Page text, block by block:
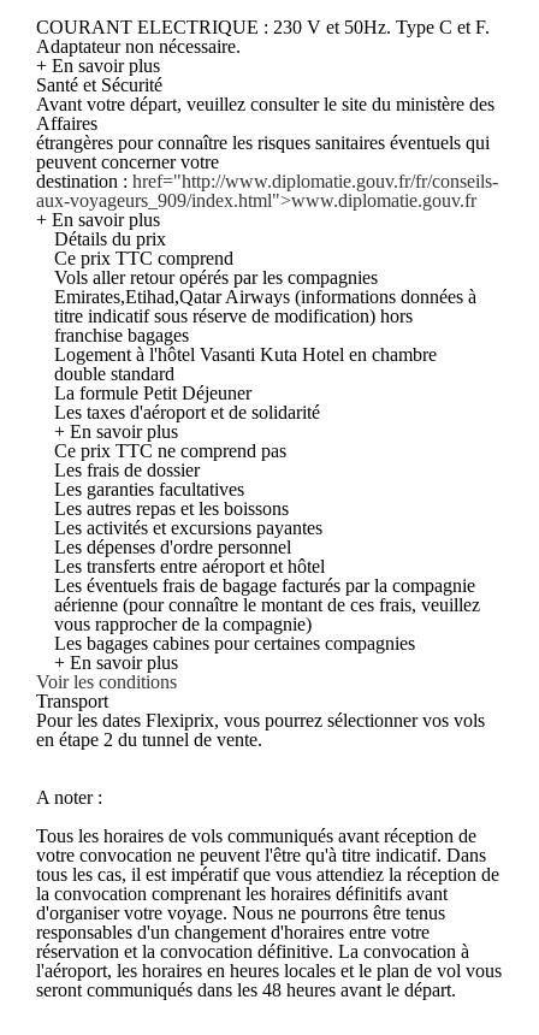
COURANT ELECTRIQUE : 230 V et 50Hz. Type C et F.
Adaptateur non nécessaire.
+ En savoir plus
Santé et Sécurité
Avant votre départ, veuillez consulter le site du ministère des
Affaires
étrangères pour connaître les risques sanitaires éventuels qui
peuvent concerner votre
destination : href="http://www.diplomatie.gouv.fr/fr/conseils-
aux-voyageurs_909/index.html">www.diplomatie.gouv.fr
+ En savoir plus
Détails du prix
Ce prix TTC comprend
Vols aller retour opérés par les compagnies
Emirates,Etihad,Qatar Airways (informations données à
titre indicatif sous réserve de modification) hors
franchise bagages
Logement à l'hôtel Vasanti Kuta Hotel en chambre
double standard
La formule Petit Déjeuner
Les taxes d'aéroport et de solidarité
+ En savoir plus
Ce prix TTC ne comprend pas
Les frais de dossier
Les garanties facultatives
Les autres repas et les boissons
Les activités et excursions payantes
Les dépenses d'ordre personnel
Les transferts entre aéroport et hôtel
Les éventuels frais de bagage facturés par la compagnie
aérienne (pour connaître le montant de ces frais, veuillez
vous rapprocher de la compagnie)
Les bagages cabines pour certaines compagnies
+ En savoir plus
Voir les conditions
Transport
Pour les dates Flexiprix, vous pourrez sélectionner vos vols
en étape 2 du tunnel de vente.
A noter :
Tous les horaires de vols communiqués avant réception de
votre convocation ne peuvent l'être qu'à titre indicatif. Dans
tous les cas, il est impératif que vous attendiez la réception de
la convocation comprenant les horaires définitifs avant
d'organiser votre voyage. Nous ne pourrons être tenus
responsables d'un changement d'horaires entre votre
réservation et la convocation définitive. La convocation à
l'aéroport, les horaires en heures locales et le plan de vol vous
seront communiqués dans les 48 heures avant le départ.